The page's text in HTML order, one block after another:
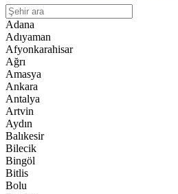
Adana
Adıyaman
Afyonkarahisar
Ağrı
Amasya
Ankara
Antalya
Artvin
Aydın
Balıkesir
Bilecik
Bingöl
Bitlis
Bolu